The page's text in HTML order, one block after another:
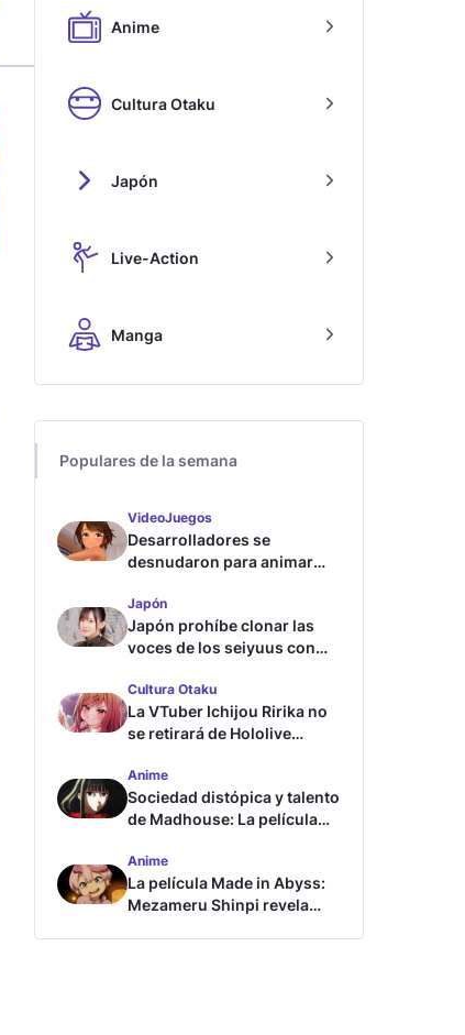
Anime
Cultura Otaku
Japón
Live-Action
Manga
Populares de la semana
VideoJuegos
Desarrolladores se
desnudaron para animar
Japón
Japón prohíbe clonar las
voces de los seiyuus con
Cultura Otaku
La VTuber Ichijou Ririka no
se retirará de Hololive
Anime
Sociedad distópica y talento
de Madhouse: La película
tráiler
Anime
La película Made in Abyss:
Mezameru Shinpi revela